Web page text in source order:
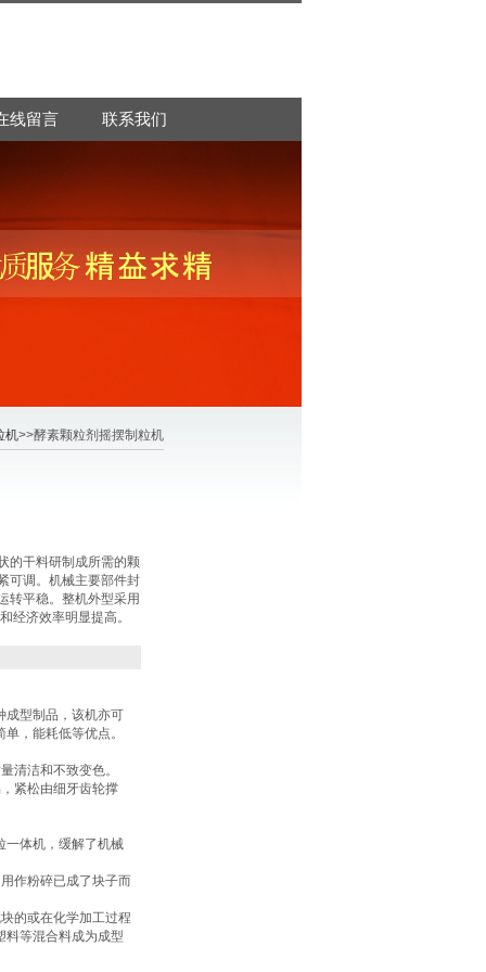
线留言 联系我们
机>>酵素颗粒剂摇摆制粒机
的干料研制成所需的颗
可调。机械主要部件封
转平稳。整机外型采用
经济效率明显提高。
成型制品，该机亦可
，能耗低等优点。
清洁和不致变色。
紧松由细牙齿轮撑
一体机，缓解了机械
作粉碎已成了块子而
的或在化学加工过程
料等混合料成为成型